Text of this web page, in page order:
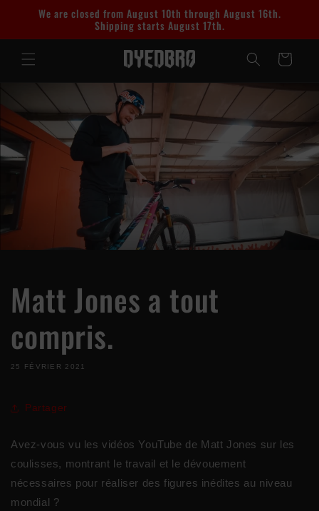
passer
contenu
We are closed from August 10th through August 16th.
Shipping starts August 17th.
Panier
Matt Jones a tout
compris.
25 FÉVRIER 2021
Partager
Avez-vous vu les vidéos YouTube de Matt Jones sur les
coulisses, montrant le travail et le dévouement
nécessaires pour réaliser des figures inédites au niveau
mondial ?